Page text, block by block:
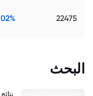
22475
البحث